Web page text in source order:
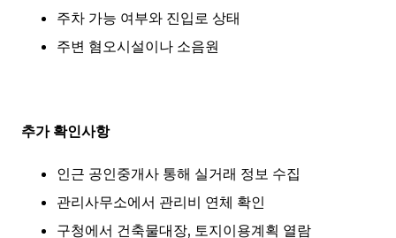
주차 가능 여부와 진입로 상태
주변 혐오시설이나 소음원
추가 확인사항
인근 공인중개사 통해 실거래 정보 수집
관리사무소에서 관리비 연체 확인
구청에서 건축물대장, 토지이용계획 열람